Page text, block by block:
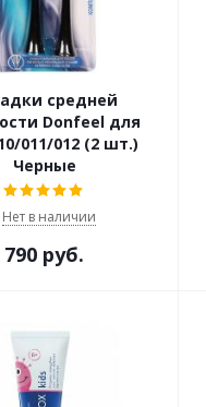
средней
Donfeel для
011/012 (2 шт.)
Черные
Нет в наличии
790 руб.